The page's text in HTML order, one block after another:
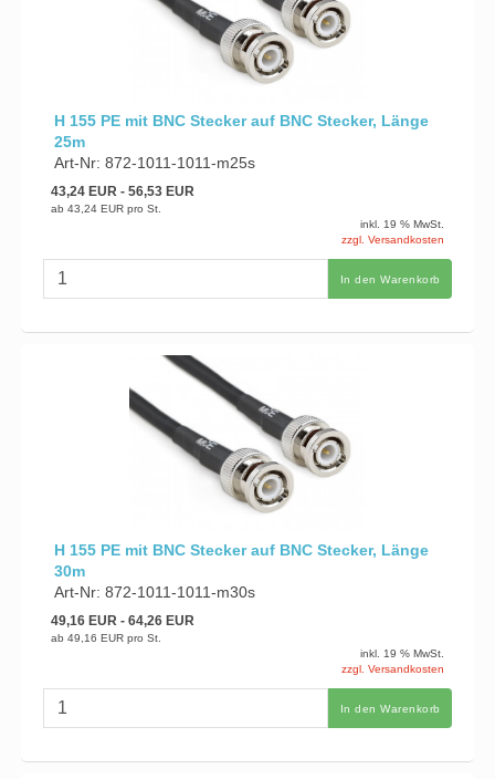
H 155 PE mit BNC Stecker auf BNC Stecker, Länge
25m
Art-Nr: 872-1011-1011-m25s
43,24 EUR- 56,53 EUR
ab 43,24 EUR pro St.
inkl. 19 % MwSt.
zzgl. Versandkosten
In den Warenkorb
H 155 PE mit BNC Stecker auf BNC Stecker, Länge
30m
Art-Nr: 872-1011-1011-m30s
49,16 EUR- 64,26 EUR
ab 49,16 EUR pro St.
inkl. 19 % MwSt.
zzgl. Versandkosten
In den Warenkorb